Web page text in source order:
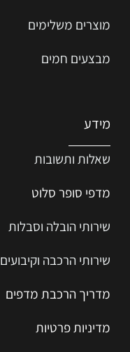
מוצרים משלימים
מבצעים חמים
מידע
שאלות ותשובות
מדפי סופר סלוט
שירותי הובלה וסבלות
שירותי הרכבה וקיבועים
מדריך הרכבת מדפים
מדיניות פרטיות